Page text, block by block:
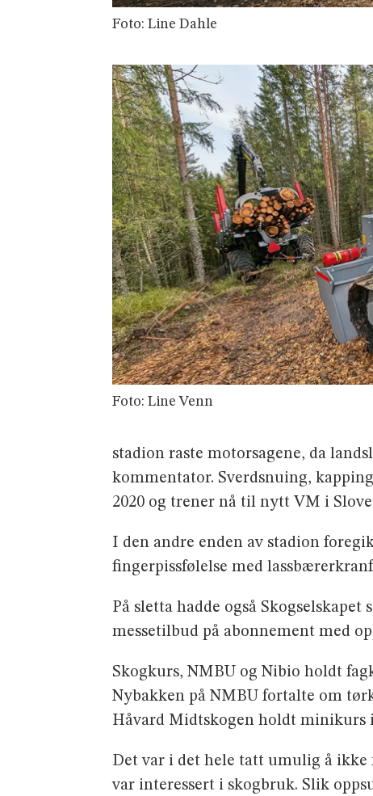
Foto: Line Dahle
Foto: Line Venn
stadion raste motorsagene, da
kommentator. Sverdsnuing,
2020 og trener nå til nytt VM i
I den andre enden av stadion
fingerpissfølelse med
På sletta hadde også
messetilbud på abonnement med
Skogkurs, NMBU og Nibio holdt
Nybakken på NMBU fortalte om
Håvard Midtskogen holdt minikurs
Det var i det hele tatt umulig å ikke
var interessert i skogbruk. Slik